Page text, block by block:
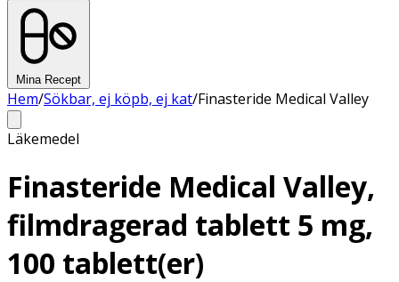
Mina Recept
Hem/Sökbar, ej köpb, ej kat/Finasteride Medical Valley
Läkemedel
Finasteride Medical Valley,
filmdragerad tablett 5 mg,
100 tablett(er)